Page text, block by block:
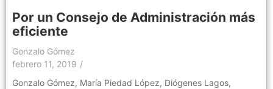
Por un Consejo de Administración más
eficiente
Gonzalo Gómez
febrero 11, 2019 /
Gonzalo Gómez, María Piedad López, Diógenes Lagos,